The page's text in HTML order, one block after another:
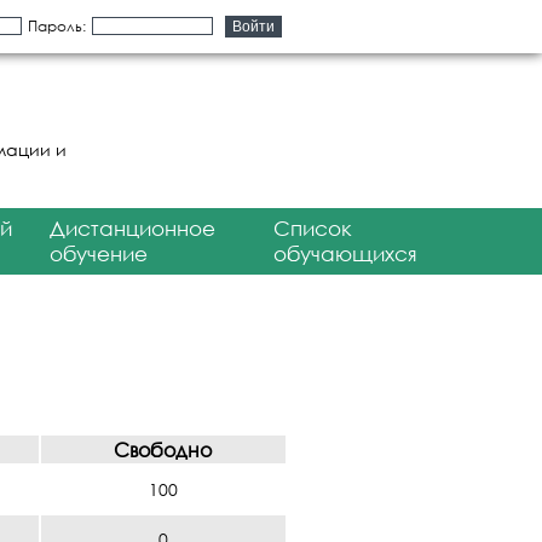
Пароль:
и
Дистанционное
обучение
Список
обучающихся
Свободно
100